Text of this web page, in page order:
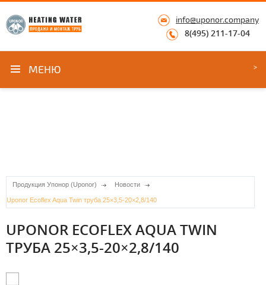
info@uponor.company
8(495) 211-17-04
МЕНЮ
Продукция Упонор (Uponor) Новости
Uponor Ecoflex Aqua Twin труба 25×3,5-20×2,8/140
UPONOR ECOFLEX AQUA TWIN
ТРУБА 25×3,5-20×2,8/140